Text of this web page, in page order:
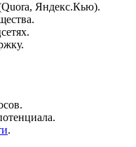
Яндекс.Кью).
.